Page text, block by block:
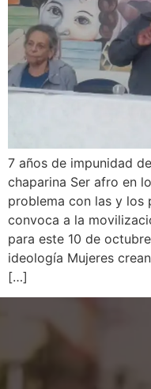
7 años de impunidad
chaparina Ser afro en
problema con las y los
convoca a la
para este 10 de
ideología Mujeres
[…]